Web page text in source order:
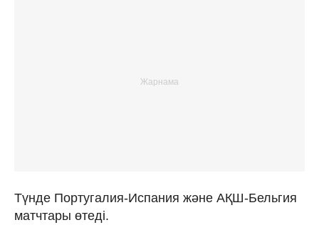
Түнде Португалия-Испания және АҚШ-Бельгия
матчтары өтеді.